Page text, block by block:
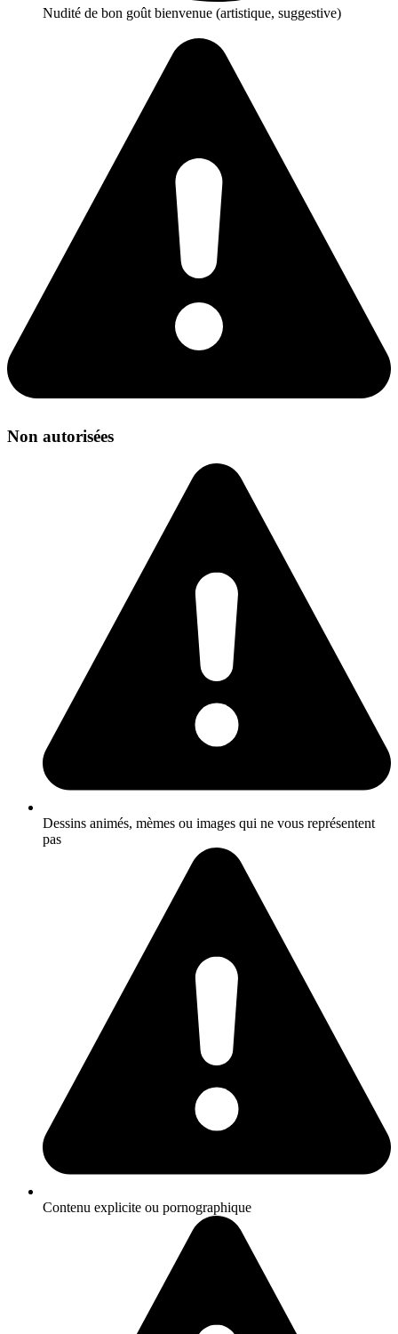
Nudité de bon goût bienvenue (artistique, suggestive)
Non autorisées
Dessins animés, mèmes ou images qui ne vous représentent
pas
Contenu explicite ou pornographique